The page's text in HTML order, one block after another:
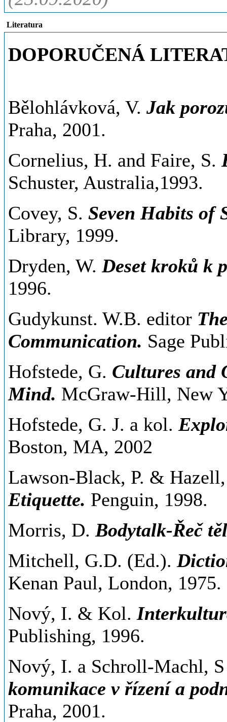
Literatura
DOPORUČENÁ
Bělohlávková, V. Jak
Praha, 2001.
Cornelius, H. and Faire, S.
Schuster, Australia,1993.
Covey, S. Seven Habits of
Library, 1999.
Dryden, W. Deset kroků k
1996.
Gudykunst. W.B. editor
Communication. Sage
Hofstede, G. Cultures and
Mind. McGraw-Hill, New
Hofstede, G. J. a kol.
Boston, MA, 2002
Lawson-Black, P. &
Etiquette. Penguin, 1998.
Morris, D. Bodytalk-Řeč
Mitchell, G.D. (Ed.).
Kenan Paul, London, 1975.
Nový, I. & Kol.
Publishing, 1996.
Nový, I. a Schroll-Machl,
komunikace v řízení a
Praha, 2001.